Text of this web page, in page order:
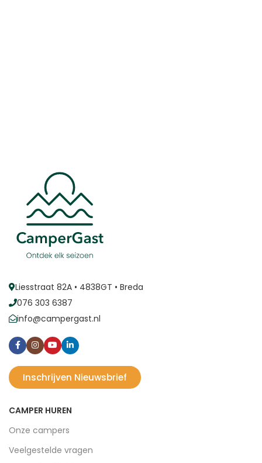
Liesstraat 82A • 4838GT • Breda
076 303 6387
info@campergast.nl
Inschrijven Nieuwsbrief
CAMPER HUREN
Onze campers
Veelgestelde vragen